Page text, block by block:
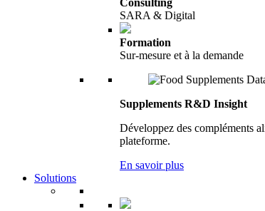
Consulting
SARA & Digital
Formation
Sur-mesure et à la demande
Supplements R&D Insight
Développez des compléments
plateforme.
En savoir plus
Solutions